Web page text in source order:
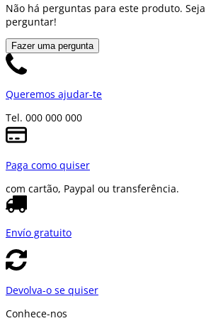
Não há perguntas para este produto.
perguntar!
Fazer uma pergunta
Queremos ajudar-te
Tel. 000 000 000
Paga como quiser
com cartão, Paypal ou transferência.
Envío gratuito
Devolva-o se quiser
Conhece-nos